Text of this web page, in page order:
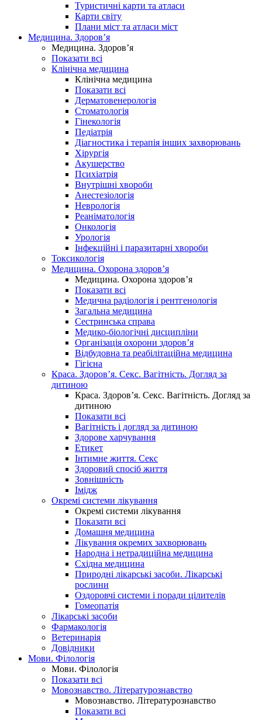
Туристичні карти та атласи
Карти світу
Плани міст та атласи міст
Медицина. Здоров’я
Медицина. Здоров’я
Показати всі
Клінічна медицина
Клінічна медицина
Показати всі
Дерматовенерологія
Стоматологія
Гінекологія
Педіатрія
Діагностика і терапія інших захворювань
Хірургія
Акушерство
Психіатрія
Внутрішні хвороби
Анестезіологія
Неврологія
Реаніматологія
Онкологія
Урологія
Інфекційні і паразитарні хвороби
Токсикологія
Медицина. Охорона здоров’я
Медицина. Охорона здоров’я
Показати всі
Медична радіологія і рентгенологія
Загальна медицина
Сестринська справа
Медико-біологічні дисципліни
Організація охорони здоров’я
Відбудовна та реабілітаційна медицина
Гігієна
Краса. Здоров’я. Секс. Вагітність. Догляд за
дитиною
Краса. Здоров’я. Секс. Вагітність. Догляд за
дитиною
Показати всі
Вагітність і догляд за дитиною
Здорове харчування
Етикет
Інтимне життя. Секс
Здоровий спосіб життя
Зовнішність
Імідж
Окремі системи лікування
Окремі системи лікування
Показати всі
Домашня медицина
Лікування окремих захворювань
Народна і нетрадиційна медицина
Східна медицина
Природні лікарські засоби. Лікарські
рослини
Оздоровчі системи і поради цілителів
Гомеопатія
Лікарські засоби
Фармакологія
Ветеринарія
Довідники
Мови. Філологія
Мови. Філологія
Показати всі
Мовознавство. Літературознавство
Мовознавство. Літературознавство
Показати всі